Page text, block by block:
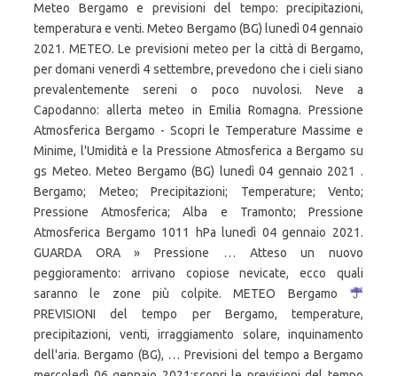
Meteo Bergamo e previsioni del tempo: precipitazioni,
temperatura e venti. Meteo Bergamo (BG) lunedì 04 gennaio
2021. METEO. Le previsioni meteo per la città di Bergamo,
per domani venerdì 4 settembre, prevedono che i cieli siano
prevalentemente sereni o poco nuvolosi. Neve a
Capodanno: allerta meteo in Emilia Romagna. Pressione
Atmosferica Bergamo - Scopri le Temperature Massime e
Minime, l'Umidità e la Pressione Atmosferica a Bergamo su
gs Meteo. Meteo Bergamo (BG) lunedì 04 gennaio 2021 .
Bergamo; Meteo; Precipitazioni; Temperature; Vento;
Pressione Atmosferica; Alba e Tramonto; Pressione
Atmosferica Bergamo 1011 hPa lunedì 04 gennaio 2021.
GUARDA ORA » Pressione … Atteso un nuovo
peggioramento: arrivano copiose nevicate, ecco quali
saranno le zone più colpite. METEO Bergamo
PREVISIONI del tempo per Bergamo, temperature,
precipitazioni, venti, irraggiamento solare, inquinamento
dell'aria. Bergamo (BG), … Previsioni del tempo a Bergamo